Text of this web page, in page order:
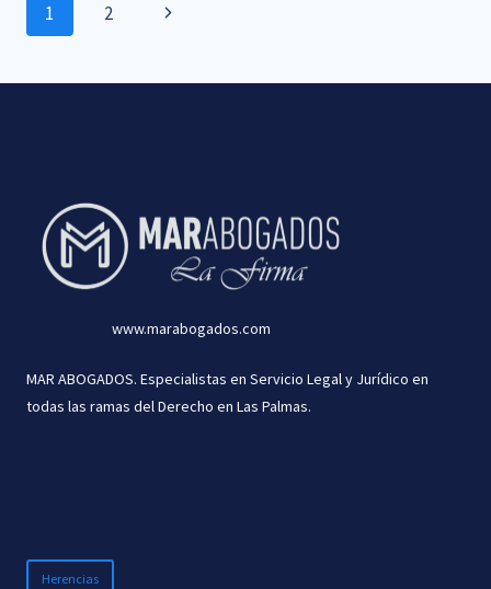
VÍCTIMA
DENUNCIA
PREVIA
Navegación
1 2
Siguiente
www.marabogados.com
MAR ABOGADOS. Especialistas en Servicio Legal y Jurídico en
todas las ramas del Derecho en Las Palmas.
Herencias